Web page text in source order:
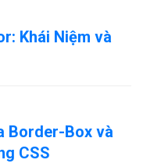
Khái Niệm và
Border-Box và
CSS